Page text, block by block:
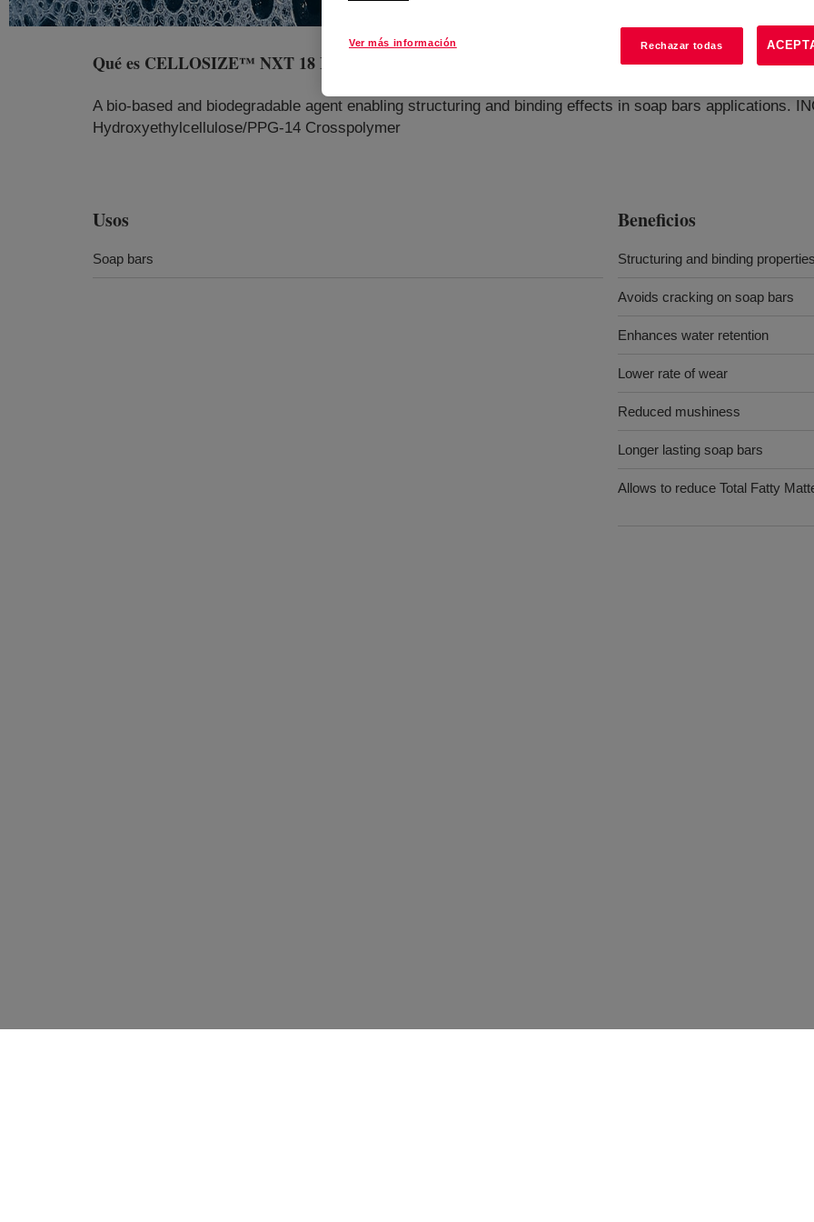
Qué es CELLOSIZE™ NXT 18 Rheology Modifier
A bio-based and biodegradable agent enabling structuring and binding effects in soap bars applications.
Hydroxyethylcellulose/PPG-14 Crosspolymer
Usos
Soap bars
Beneficios
Structuring and binding properties
Avoids cracking on soap bars
Enhances water retention
Lower rate of wear
Reduced mushiness
Longer lasting soap bars
Allows to reduce Total Fatty
Ver más información Rechazar todas